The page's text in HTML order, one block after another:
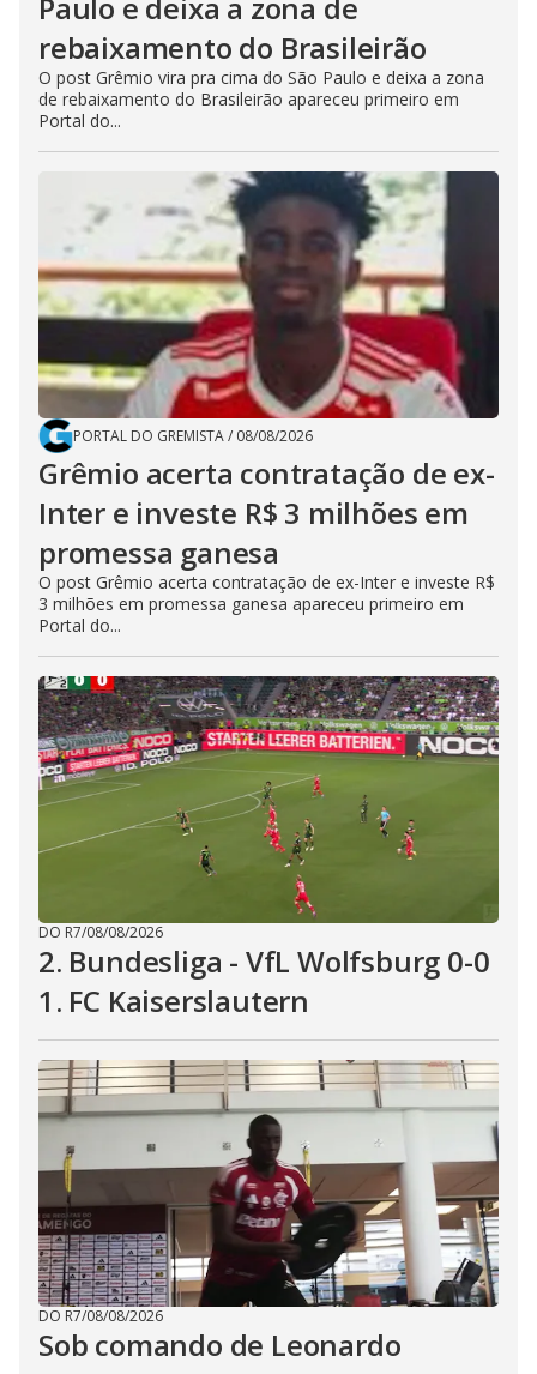
rebaixamento do Brasileirão
O post Grêmio vira pra cima do São Paulo e deixa a zona
de rebaixamento do Brasileirão apareceu primeiro em
Portal do...
PORTAL DO GREMISTA/ 08/08/2026
Grêmio acerta contratação de ex-
Inter e investe R$ 3 milhões em
promessa ganesa
O post Grêmio acerta contratação de ex-Inter e investe R$
3 milhões em promessa ganesa apareceu primeiro em
Portal do...
DO R7/08/08/2026
2. Bundesliga - VfL Wolfsburg 0-0
1. FC Kaiserslautern
DO R7/08/08/2026
Sob comando de Leonardo